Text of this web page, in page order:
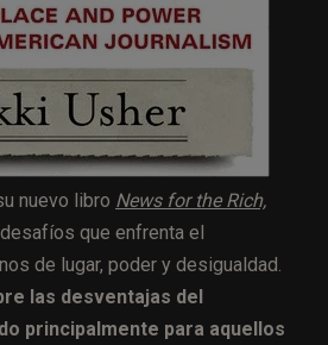
nuevo libro News for the Rich,
que enfrenta el
de lugar, poder y desigualdad.
las desventajas del
principalmente para aquellos